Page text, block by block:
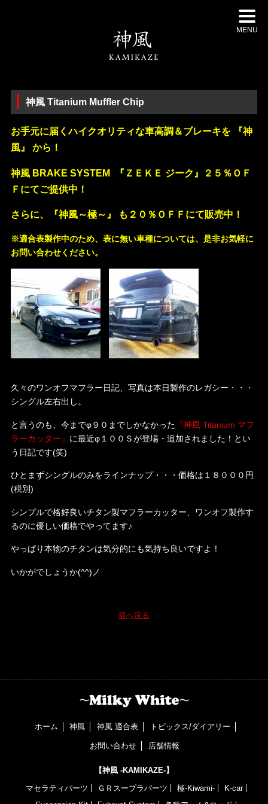
MENU
神風 Titanium Muffler Chip
お手元に届くハイクオリティな車高調＆ブレーキを 『神
風』 から！
神風 BRAKE SYSTEM 『ＺＥＫＥ ジーク』
２５％ＯＦ
Ｆにてご提供中！
さらに、『神風～極～』 も２０％ＯＦＦにて販売中！
※適合表製作中のため、表に無い車種については、是非お気軽に
お問い合わせください。
久々のワンオフマフラー日記、写真は本日製作のレガシー・・・
シングル左右出し。
と言うのも、今までφ９０までしかなかった 『神風 Titanium マフ
ラーカッター』 に最近φ１００Ｓが登場・追加されました！とい
う日記です(笑)
ひとまずシングルのみをラインナップ・・・価格は１８０００円
(税別)
シンプルで格好良いチタン製マフラーカッター、ワンオフ製作す
るのに優しい価格でやってます♪
やっぱり本物のチタンは気分的にも気持ち良いですよ！
いかがでしょうか(^^)ノ
前へ戻る
ホーム 神風 神風 適合表 トピックス/ダイアリー
お問い合わせ 店舗情報
【神風 -KAMIKAZE-】
マセラティパーツ
ＧＲスープラパーツ 極-Kiwami-
K-car